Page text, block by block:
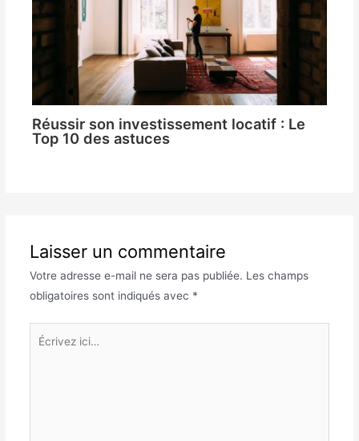
Réussir son investissement locatif : Le
Top 10 des astuces
Laisser un commentaire
Votre adresse e-mail ne sera pas publiée. Les champs
obligatoires sont indiqués avec *